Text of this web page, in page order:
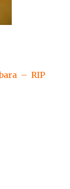
– RIP